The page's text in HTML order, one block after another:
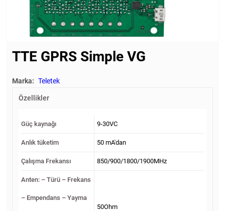
TTE GPRS Simple VG
Marka: Teletek
Özellikler
Güç kaynağı 9-30VC
Anlık tüketim 50 mA'dan
Çalışma Frekansı 850/900/1800/1900MHz
Anten: – Türü – Frekans
– Empendans – Yayma
50Ohm